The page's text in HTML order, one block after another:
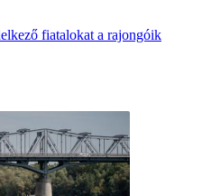
fiatalokat a rajongóik